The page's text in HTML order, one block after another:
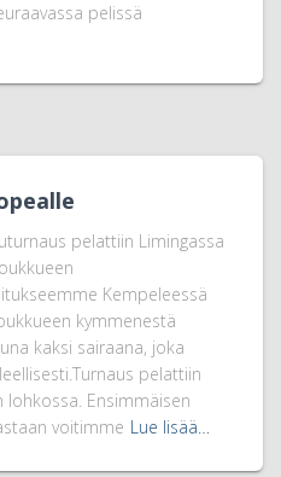
pelissä
pelattiin Limingassa
Kempeleessä
kymmenestä
kaksi sairaana, joka
pelattiin
lohkossa. Ensimmäisen
voitimme Lue lisää…